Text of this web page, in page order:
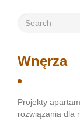
Wnęrza
Projekty
rozwiązania dla